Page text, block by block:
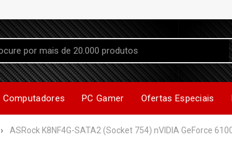
Computadores PC Gamer Ofertas Especiais
› ASRock K8NF4G-SATA2 (Socket 754) nVIDIA GeForce